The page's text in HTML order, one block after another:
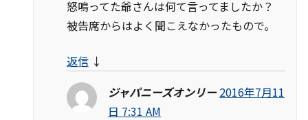
怒鳴ってた爺さんは何て言ってましたか？
被告席からはよく聞こえなかったもので。
返信 ↓
ジャパニーズオンリー 2016年7月11
日 7:31 AM